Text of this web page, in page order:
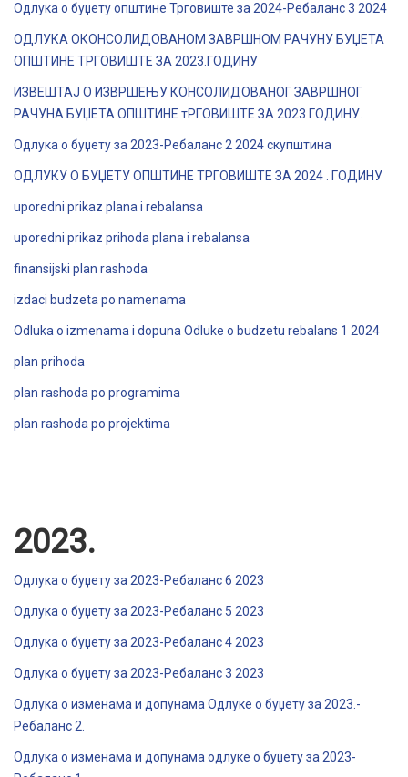
Одлука о буџету општине Трговиште за 2024-Ребаланс 3 2024
ОДЛУКА ОКОНСОЛИДОВАНОМ ЗАВРШНОМ РАЧУНУ БУЏЕТА
ОПШТИНЕ ТРГОВИШТЕ ЗА 2023.ГОДИНУ
ИЗВЕШТАЈ О ИЗВРШЕЊУ КОНСОЛИДОВАНОГ ЗАВРШНОГ
РАЧУНА БУЏЕТА ОПШТИНЕ тРГОВИШТЕ ЗА 2023 ГОДИНУ.
Одлука о буџету за 2023-Ребаланс 2 2024 скупштина
ОДЛУКУ О БУЏЕТУ ОПШТИНЕ ТРГОВИШТЕ ЗА 2024 . ГОДИНУ
uporedni prikaz plana i rebalansa
uporedni prikaz prihoda plana i rebalansa
finansijski plan rashoda
izdaci budzeta po namenama
Odluka o izmenama i dopuna Odluke o budzetu rebalans 1 2024
plan prihoda
plan rashoda po programima
plan rashoda po projektima
2023.
Одлука о буџету за 2023-Ребаланс 6 2023
Одлука о буџету за 2023-Ребаланс 5 2023
Одлука о буџету за 2023-Ребаланс 4 2023
Одлука о буџету за 2023-Ребаланс 3 2023
Одлука о изменама и допунама Одлуке о буџету за 2023.-
Ребаланс 2.
Одлука о изменама и допунама одлуке о буџету за 2023-